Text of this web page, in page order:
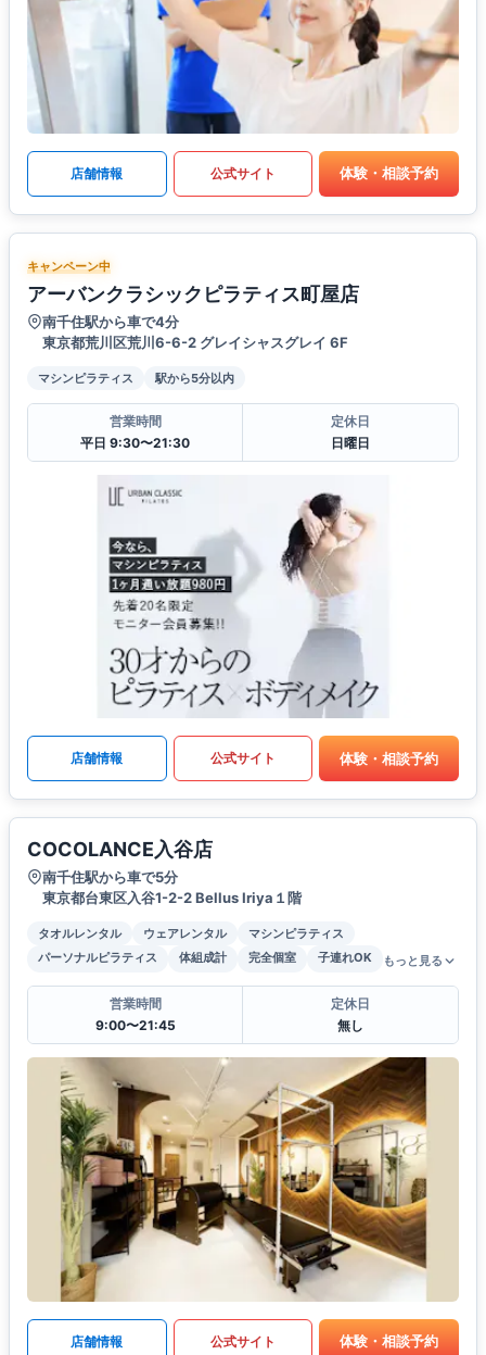
店舗情報 公式サイト 体験・相談予約
キャンペーン中
アーバンクラシックピラティス町屋店
南千住駅から車で4分
東京都荒川区荒川6-6-2 グレイシャスグレイ 6F
マシンピラティス 駅から5分以内
営業時間
平日 9:30〜21:30
定休日
日曜日
店舗情報 公式サイト 体験・相談予約
COCOLANCE入谷店
南千住駅から車で5分
東京都台東区入谷1-2-2 Bellus Iriya１階
タオルレンタル ウェアレンタル
マシンピラティス
パーソナルピラティス
体組成計 完全個室 子連れOK もっと見る
営業時間
9:00〜21:45
定休日
無し
店舗情報 公式サイト 体験・相談予約